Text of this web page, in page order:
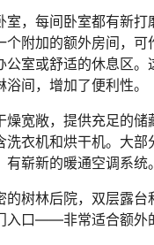
室，每间卧室都有新打
个附加的额外房间，可
公室或舒适的休息区。
间，增加了便利性。
燥宽敞，提供充足的储
洗衣机和烘干机。大部
崭新的暖通空调系统。
的树林后院，双层露台
入口——非常适合额外